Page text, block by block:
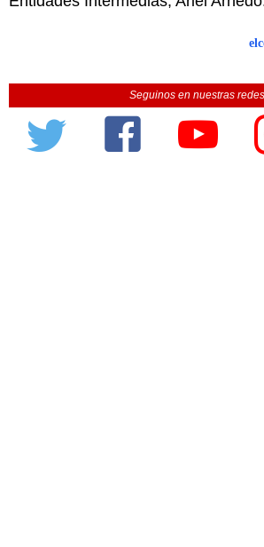
Seguinos en nuestras